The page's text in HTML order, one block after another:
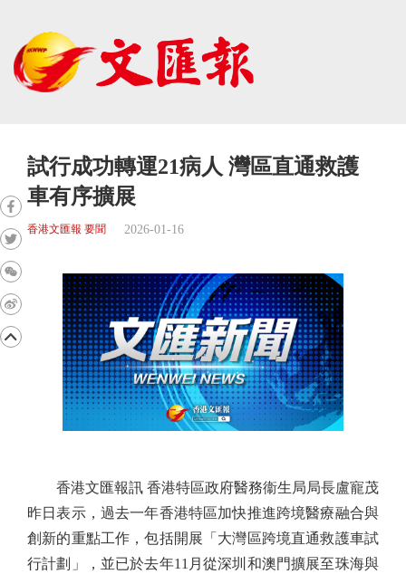
試行成功轉運21病人 灣區直通救護
車有序擴展
香港文匯報 要聞 2026-01-16
香港文匯報訊 香港特區政府醫務衞生局局長盧寵茂
昨日表示，過去一年香港特區加快推進跨境醫療融合與
創新的重點工作，包括開展「大灣區跨境直通救護車試
行計劃」，並已於去年11月從深圳和澳門擴展至珠海與